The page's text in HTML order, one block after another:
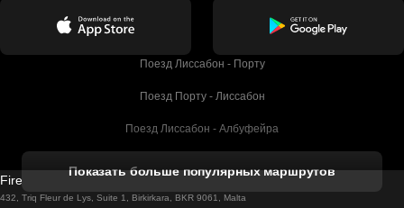
Поезд Лиссабон - Порту
Поезд Порту - Лиссабон
Поезд Лиссабон - Албуфейра
Поезд Лиссабон - Лагос
Показать больше популярных маршрутов
Firebird GT Limited (OC 1451)
432, Triq Fleur de Lys, Suite 1, Birkirkara, BKR 9061, Malta